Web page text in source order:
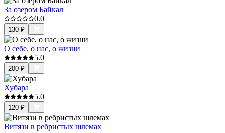
За озером Байкал
0.0
130 ₽
О себе, о нас, о жизни
5.0
200 ₽
Хубара
5.0
120 ₽
Витязи в ребристых шлемах